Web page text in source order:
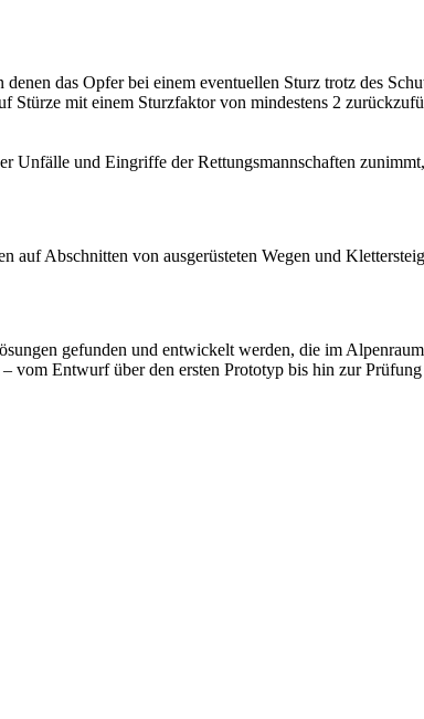
das Opfer bei einem eventuellen Sturz trotz des
Stürze mit einem Sturzfaktor von mindestens 2
Unfälle und Eingriffe der Rettungsmannschaften
Abschnitten von ausgerüsteten Wegen und
gefunden und entwickelt werden, die im
Entwurf über den ersten Prototyp bis hin zur